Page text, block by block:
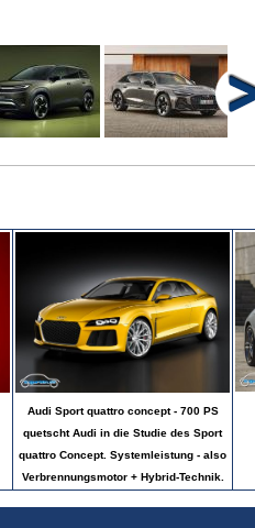
Audi Sport quattro concept - 700 PS
quetscht Audi in die Studie des Sport
quattro Concept. Systemleistung - also
Verbrennungsmotor + Hybrid-Technik.